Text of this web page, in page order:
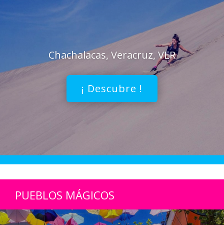
Chachalacas, Veracruz, VER
¡ Descubre !
PUEBLOS MÁGICOS